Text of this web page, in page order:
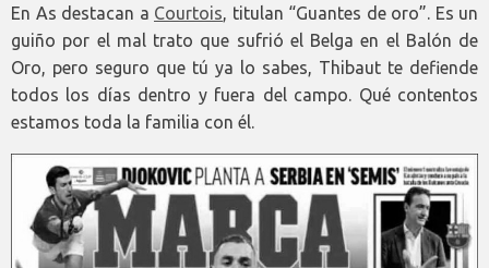
En As destacan a Courtois, titulan “Guantes de oro”. Es un
guiño por el mal trato que sufrió el Belga en el Balón de
Oro, pero seguro que tú ya lo sabes, Thibaut te defiende
todos los días dentro y fuera del campo. Qué contentos
estamos toda la familia con él.